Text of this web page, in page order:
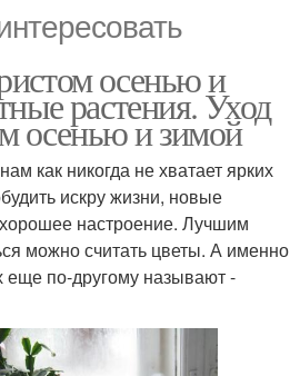
осенью и
растения. Уход
осенью и зимой
как никогда не хватает ярких
искру жизни, новые
настроение. Лучшим
можно считать цветы. А именно
еще по-другому называют -